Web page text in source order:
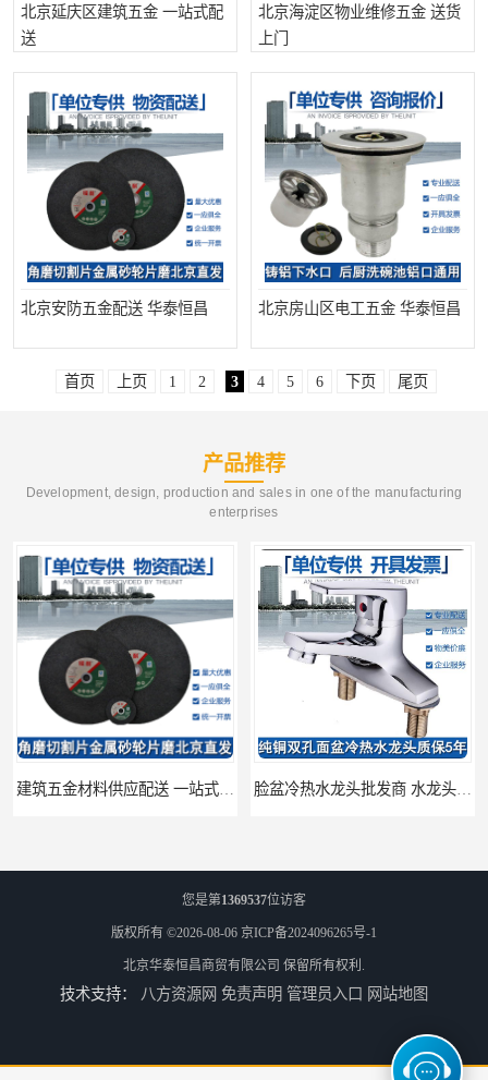
北京延庆区建筑五金 一站式配
送
北京海淀区物业维修五金 送货
上门
北京安防五金配送 华泰恒昌 北京房山区电工五金 华泰恒昌
首页 上页 1 2 3 4 5 6 下页 尾页
产品推荐
Development, design, production and sales in one of the manufacturing
enterprises
厨房冷热水龙头批发 三孔面盆通用中珠 24小时内送达 浴室冷热水龙头芯 三孔面盆通用中珠 24小时内送达
您是第1369537位访客
版权所有 ©2026-08-06 京ICP备2024096265号-1
北京华泰恒昌商贸有限公司 保留所有权利.
技术支持： 八方资源网 免责声明 管理员入口 网站地图